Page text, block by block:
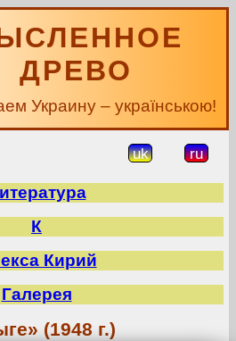
ДРЕВО
Украину – українською!
uk ru
К
Кирий
Галерея
(1948 г.)